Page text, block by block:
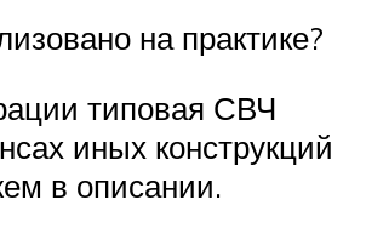
на практике?
типовая СВЧ
иных конструкций
в описании.